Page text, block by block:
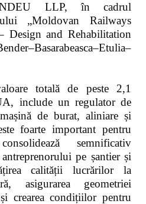
LLP, în cadrul
„Moldovan Railways
Design and Rehabilitation
totală de peste 2,1
include un regulator de
de burat, aliniare și
foarte important pentru
semnificativ
pe șantier și
calității lucrărilor la
asigurarea geometriei
crearea condițiilor pentru